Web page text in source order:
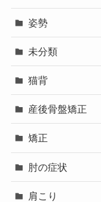
姿勢
未分類
猫背
産後骨盤矯正
矯正
肘の症状
肩こり